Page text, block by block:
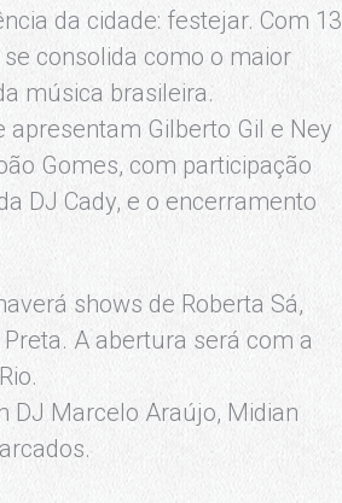
da cidade: festejar. Com 13
consolida como o maior
música brasileira.
apresentam Gilberto Gil e Ney
Gomes, com participação
DJ Cady, e o encerramento
shows de Roberta Sá,
A abertura será com a
DJ Marcelo Araújo, Midian